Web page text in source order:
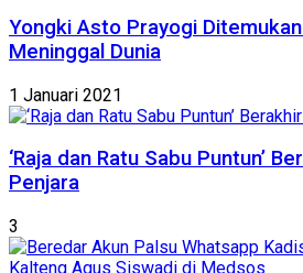
Yongki Asto Prayogi
Meninggal Dunia
1 Januari 2021
‘Raja dan Ratu Sabu Puntun’
Penjara
3